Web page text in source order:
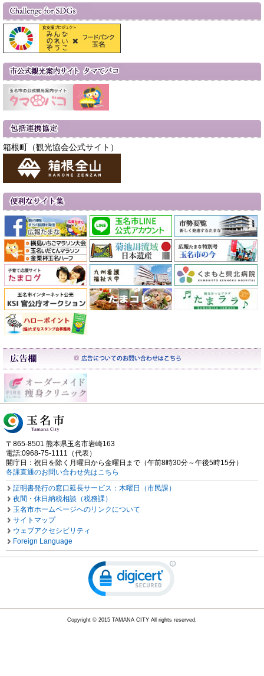
箱根町（観光協会公式サイト）
〒865-8501 熊本県玉名市岩崎163
電話:0968-75-1111（代表）
開庁日：祝日を除く月曜日から金曜日まで（午前8時30分～午後5時15分）
各課直通のお問い合わせ先はこちら
証明書発行の窓口延長サービス：木曜日（市民課）
夜間・休日納税相談（税務課）
玉名市ホームページへのリンクについて
サイトマップ
ウェブアクセシビリティ
Foreign Language
Copyright © 2015 TAMANA CITY All rights reserved.